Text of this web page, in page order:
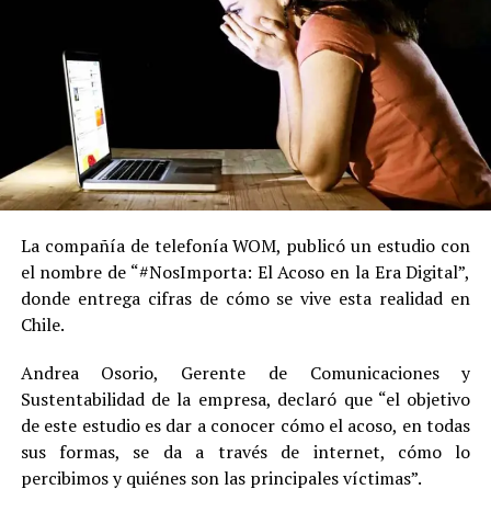
La compañía de telefonía WOM, publicó un estudio con
el nombre de “#NosImporta: El Acoso en la Era Digital”,
donde entrega cifras de cómo se vive esta realidad en
Chile.
Andrea Osorio, Gerente de Comunicaciones y
Sustentabilidad de la empresa, declaró que “el objetivo
de este estudio es dar a conocer cómo el acoso, en todas
sus formas, se da a través de internet, cómo lo
percibimos y quiénes son las principales víctimas”.